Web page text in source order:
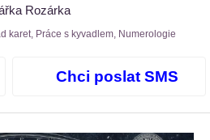
Rozárka
karet, Práce s kyvadlem, Numerologie
Chci poslat SMS